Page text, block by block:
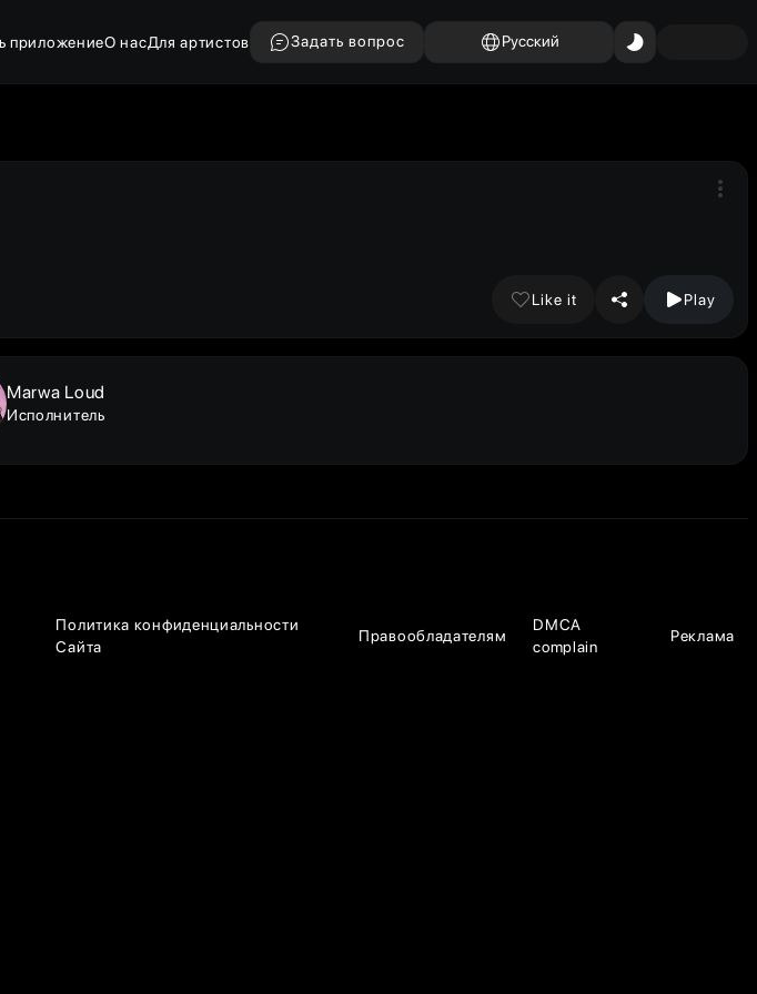
приложениеО насДля артистов Задать вопрос Русский
Like it Play
Marwa Loud
Исполнитель
Политика конфиденциальности
Сайта
Правообладателям
DMCA
complain
Реклама